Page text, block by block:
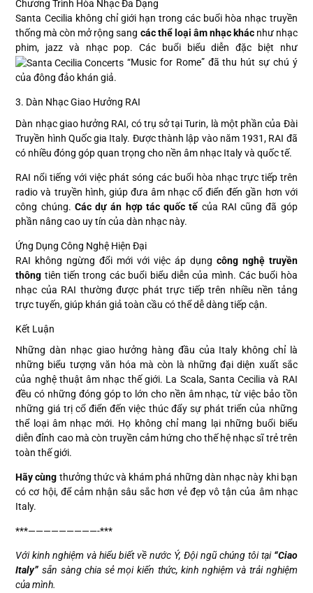
Chương Trình Hòa Nhạc Đa Dạng
Santa Cecilia không chỉ giới hạn trong các buổi hòa nhạc truyền
thống mà còn mở rộng sang các thể loại âm nhạc khácnhư nhạc
phim, jazz và nhạc pop. Các buổi biểu diễn đặc biệt như
“Music for Rome” đã thu hút sự chú ý
của đông đảo khán giả.
3. Dàn Nhạc Giao Hưởng RAI
Dàn nhạc giao hưởng RAI, có trụ sở tại Turin, là một phần của Đài
Truyền hình Quốc gia Italy. Được thành lập vào năm 1931, RAI đã
có nhiều đóng góp quan trọng cho nền âm nhạc Italy và quốc tế.
RAI nổi tiếng với việc phát sóng các buổi hòa nhạc trực tiếp trên
radio và truyền hình, giúp đưa âm nhạc cổ điển đến gần hơn với
công chúng. Các dự án hợp tác quốc tế của RAI cũng đã góp
phần nâng cao uy tín của dàn nhạc này.
Ứng Dụng Công Nghệ Hiện Đại
RAI không ngừng đổi mới với việc áp dụng công nghệ truyền
thông tiên tiến trong các buổi biểu diễn của mình. Các buổi hòa
nhạc của RAI thường được phát trực tiếp trên nhiều nền tảng
trực tuyến, giúp khán giả toàn cầu có thể dễ dàng tiếp cận.
Kết Luận
Những dàn nhạc giao hưởng hàng đầu của Italy không chỉ là
những biểu tượng văn hóa mà còn là những đại diện xuất sắc
của nghệ thuật âm nhạc thế giới. La Scala, Santa Cecilia và RAI
đều có những đóng góp to lớn cho nền âm nhạc, từ việc bảo tồn
những giá trị cổ điển đến việc thúc đẩy sự phát triển của những
thể loại âm nhạc mới. Họ không chỉ mang lại những buổi biểu
diễn đỉnh cao mà còn truyền cảm hứng cho thế hệ nhạc sĩ trẻ trên
toàn thế giới.
Hãy cùng thưởng thức và khám phá những dàn nhạc này khi bạn
có cơ hội, để cảm nhận sâu sắc hơn vẻ đẹp vô tận của âm nhạc
Italy.
***—————————-***
Với kinh nghiệm và hiểu biết về nước Ý, Đội ngũ chúng tôi tại “Ciao
Italy” sẵn sàng chia sẻ mọi kiến thức, kinh nghiệm và trải nghiệm
của mình.